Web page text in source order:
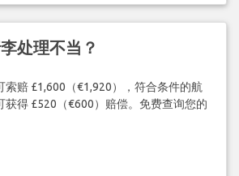
处理不当？
索赔 £1,600（€1,920），符合条件的航
获得 £520（€600）赔偿。免费查询您的